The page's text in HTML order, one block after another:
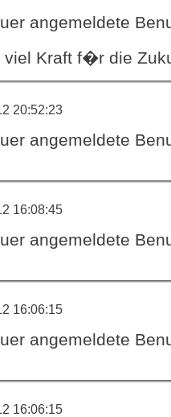
angemeldete
Kraft f�r die
20:52:23
angemeldete
16:08:45
angemeldete
16:06:15
angemeldete
16:06:15